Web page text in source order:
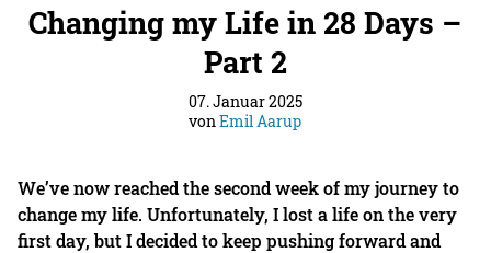
Changing my Life in 28 Days –
Part 2
07. Januar 2025
vonEmil Aarup
We’ve now reached the second week of my journey to
change my life. Unfortunately, I lost a life on the very
first day, but I decided to keep pushing forward and